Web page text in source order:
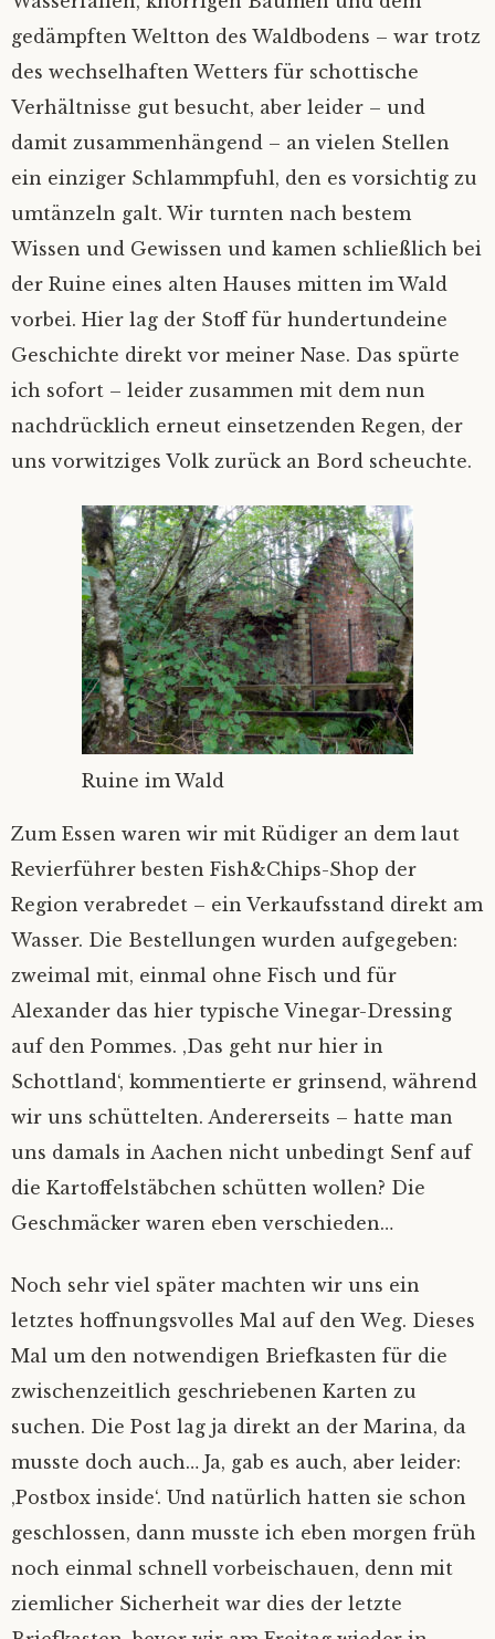
gedämpften Weltton des Waldbodens – war trotz
des wechselhaften Wetters für schottische
Verhältnisse gut besucht, aber leider – und
damit zusammenhängend – an vielen Stellen
ein einziger Schlammpfuhl, den es vorsichtig zu
umtänzeln galt. Wir turnten nach bestem
Wissen und Gewissen und kamen schließlich bei
der Ruine eines alten Hauses mitten im Wald
vorbei. Hier lag der Stoff für hundertundeine
Geschichte direkt vor meiner Nase. Das spürte
ich sofort – leider zusammen mit dem nun
nachdrücklich erneut einsetzenden Regen, der
uns vorwitziges Volk zurück an Bord scheuchte.
Ruine im Wald
Zum Essen waren wir mit Rüdiger an dem laut
Revierführer besten Fish&Chips-Shop der
Region verabredet – ein Verkaufsstand direkt am
Wasser. Die Bestellungen wurden aufgegeben:
zweimal mit, einmal ohne Fisch und für
Alexander das hier typische Vinegar-Dressing
auf den Pommes. ‚Das geht nur hier in
Schottland‘, kommentierte er grinsend, während
wir uns schüttelten. Andererseits – hatte man
uns damals in Aachen nicht unbedingt Senf auf
die Kartoffelstäbchen schütten wollen? Die
Geschmäcker waren eben verschieden…
Noch sehr viel später machten wir uns ein
letztes hoffnungsvolles Mal auf den Weg. Dieses
Mal um den notwendigen Briefkasten für die
zwischenzeitlich geschriebenen Karten zu
suchen. Die Post lag ja direkt an der Marina, da
musste doch auch… Ja, gab es auch, aber leider:
‚Postbox inside‘. Und natürlich hatten sie schon
geschlossen, dann musste ich eben morgen früh
noch einmal schnell vorbeischauen, denn mit
ziemlicher Sicherheit war dies der letzte